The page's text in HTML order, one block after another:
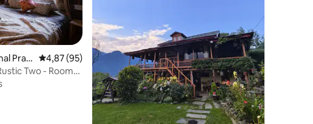
Prad
Nilai rata-rata 4,87 dari 5, 95 ulasan
4,87 (95)
Two - Room